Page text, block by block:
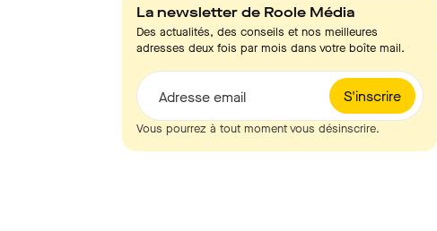
La newsletter de Roole Média
Des actualités, des conseils et nos meilleures
adresses deux fois par mois dans votre boîte mail.
S'inscrire
Adresse email
Vous pourrez à tout moment vous désinscrire.